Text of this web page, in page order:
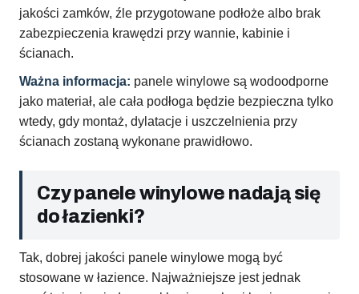
jakości zamków, źle przygotowane podłoże albo brak
zabezpieczenia krawędzi przy wannie, kabinie i
ścianach.
Ważna informacja: panele winylowe są wodoodporne
jako materiał, ale cała podłoga będzie bezpieczna tylko
wtedy, gdy montaż, dylatacje i uszczelnienia przy
ścianach zostaną wykonane prawidłowo.
Czy panele winylowe nadają się
do łazienki?
Tak, dobrej jakości panele winylowe mogą być
stosowane w łazience. Najważniejsze jest jednak